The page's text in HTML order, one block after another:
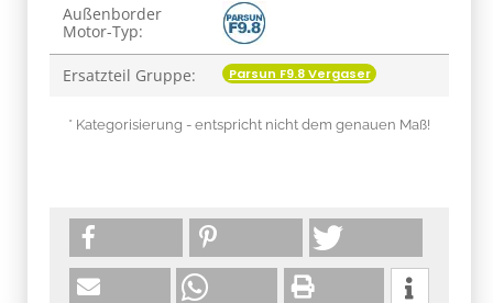
Produkteigenschaft
Wert
Außenborder
Motor-Typ:
Ersatzteil Gruppe: Parsun F9.8 Vergaser
* Kategorisierung - entspricht nicht dem genauen Maß!